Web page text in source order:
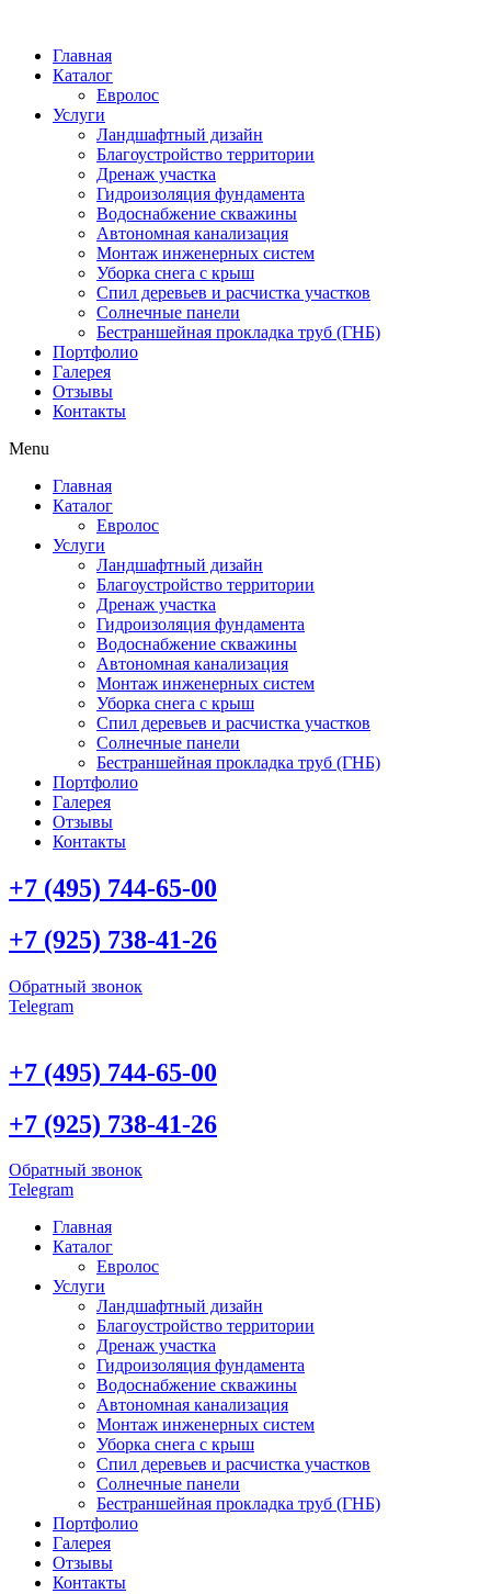
Главная
Каталог
Евролос
Услуги
Ландшафтный дизайн
Благоустройство территории
Дренаж участка
Гидроизоляция фундамента
Водоснабжение скважины
Автономная канализация
Монтаж инженерных систем
Уборка снега с крыш
Спил деревьев и расчистка участков
Солнечные панели
Бестраншейная прокладка труб (ГНБ)
Портфолио
Галерея
Отзывы
Контакты
Menu
Главная
Каталог
Евролос
Услуги
Ландшафтный дизайн
Благоустройство территории
Дренаж участка
Гидроизоляция фундамента
Водоснабжение скважины
Автономная канализация
Монтаж инженерных систем
Уборка снега с крыш
Спил деревьев и расчистка участков
Солнечные панели
Бестраншейная прокладка труб (ГНБ)
Портфолио
Галерея
Отзывы
Контакты
+7 (495) 744-65-00
+7 (925) 738-41-26
Обратный звонок
Telegram
+7 (495) 744-65-00
+7 (925) 738-41-26
Обратный звонок
Telegram
Главная
Каталог
Евролос
Услуги
Ландшафтный дизайн
Благоустройство территории
Дренаж участка
Гидроизоляция фундамента
Водоснабжение скважины
Автономная канализация
Монтаж инженерных систем
Уборка снега с крыш
Спил деревьев и расчистка участков
Солнечные панели
Бестраншейная прокладка труб (ГНБ)
Портфолио
Галерея
Отзывы
Контакты